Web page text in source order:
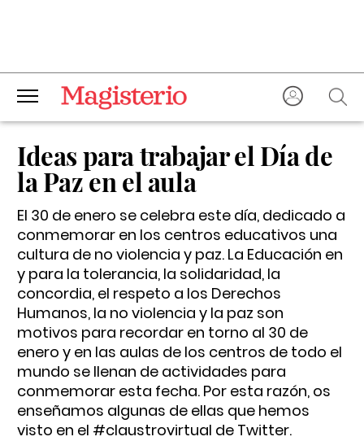
Ideas para trabajar el Día de
la Paz en el aula
El 30 de enero se celebra este día, dedicado a
conmemorar en los centros educativos una
cultura de no violencia y paz. La Educación en
y para la tolerancia, la solidaridad, la
concordia, el respeto a los Derechos
Humanos, la no violencia y la paz son
motivos para recordar en torno al 30 de
enero y en las aulas de los centros de todo el
mundo se llenan de actividades para
conmemorar esta fecha. Por esta razón, os
enseñamos algunas de ellas que hemos
visto en el #claustrovirtual de Twitter.